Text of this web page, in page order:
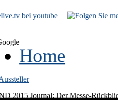
Home
2015 Journal: Der Messe-